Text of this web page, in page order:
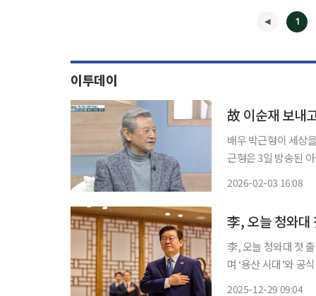
1
이투데이
故 이순재 보내
배우 박근형이 세상
근형은 3일 방송된
2026-02-03 16:08
李, 오늘 청와대 첫 출근 이재명 대통령이 취임 약 7개월 만인 오늘(29일) 청와대
며 ‘용산 시대’와 공
2025-12-29 09:04